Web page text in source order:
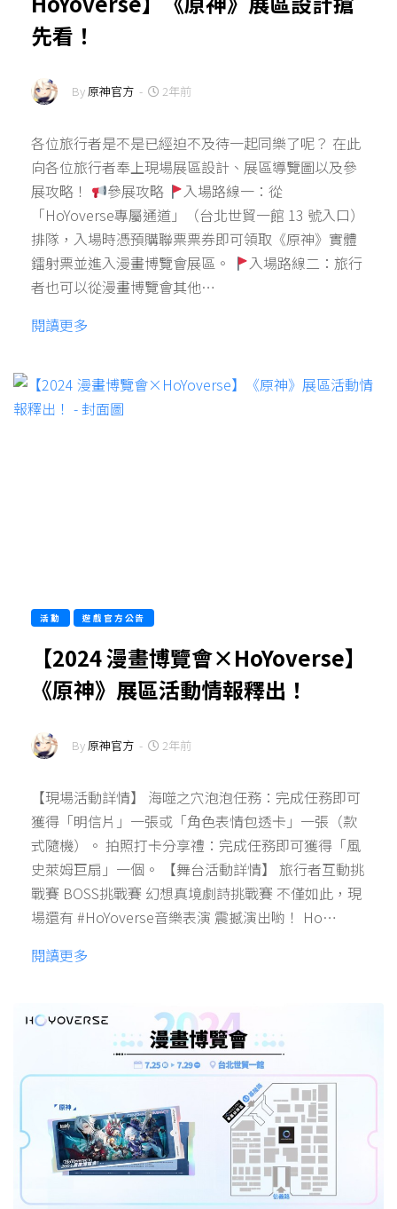
先看！
By原神官方 - 2年前
各位旅行者是不是已經迫不及待一起同樂了呢？ 在此
向各位旅行者奉上現場展區設計、展區導覽圖以及參
展攻略！
參展攻略
入場路線一：從
「HoYoverse專屬通道」（台北世貿一館 13 號入口）
排隊，入場時憑預購聯票票券即可領取《原神》實體
鐳射票並進入漫畫博覽會展區。
入場路線二：旅行
者也可以從漫畫博覽會其他…
閱讀更多
活動 遊戲官方公告
【2024 漫畫博覽會×HoYoverse】
《原神》展區活動情報釋出！
By 原神官方 - 2年前
【現場活動詳情】 海噬之穴泡泡任務：完成任務即可
獲得「明信片」一張或「角色表情包透卡」一張（款
式隨機）。 拍照打卡分享禮：完成任務即可獲得「風
史萊姆巨扇」一個。 【舞台活動詳情】 旅行者互動挑
戰賽 BOSS挑戰賽 幻想真境劇詩挑戰賽 不僅如此，現
場還有 #HoYoverse音樂表演 震撼演出喲！ Ho…
閱讀更多